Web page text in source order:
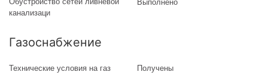
канализаци
Выполнено
Газоснабжение
Технические условия на газ
Получены